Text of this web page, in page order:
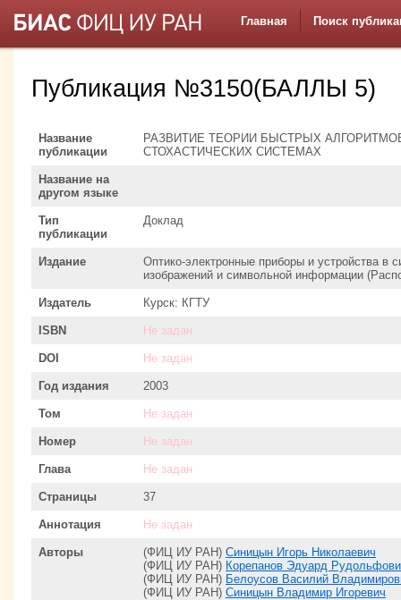
Главная Поиск
Публикация №3150(БАЛЛЫ 5)
Название
публикации
РАЗВИТИЕ ТЕОРИИ БЫСТРЫХ
СТОХАСТИЧЕСКИХ СИСТЕМАХ
Название на
другом языке
Тип
публикации
Доклад
Издание
Оптико-электронные приборы и устройства в
изображений и символьной информации
Издатель Курск: КГТУ
ISBN Не задан
DOI Не задан
Год издания 2003
Том Не задан
Номер Не задан
Глава Не задан
Страницы 37
Аннотация Не задан
Авторы (ФИЦ ИУ РАН) Синицын Игорь Николаевич
(ФИЦ ИУ РАН) Корепанов Эдуард
(ФИЦ ИУ РАН) Белоусов Василий
(ФИЦ ИУ РАН) Синицын Владимир Игоревич